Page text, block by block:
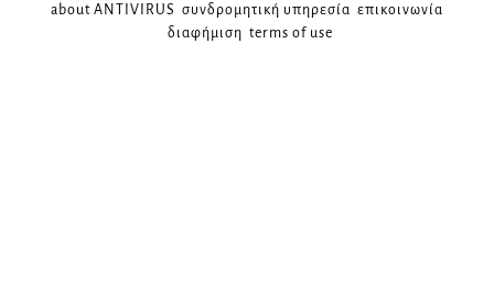
about ANTIVIRUS συνδρομητική υπηρεσία επικοινωνία
διαφήμιση terms of use